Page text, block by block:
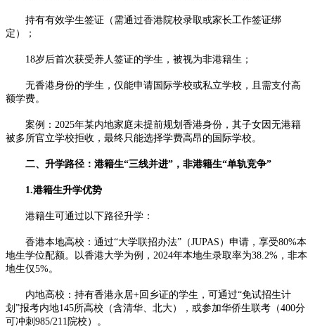
持有有效学生签证（需通过香港院校录取或家长工作签证绑
定）；
18岁后首次获受养人签证的学生，被视为非港籍生；
无香港身份的学生，仅能申请国际学校或私立学校，且需支付高
额学费。
案例：2025年某内地家庭未提前规划香港身份，其子女因无港籍
被多所官立学校拒收，最终只能选择学费高昂的国际学校。
二、升学路径：港籍生“三线并进”，非港籍生“单轨竞争”
1.港籍生升学优势
港籍生可通过以下路径升学：
香港本地高校：通过“大学联招办法”（JUPAS）申请，享受80%本
地生学位配额。以香港大学为例，2024年本地生录取率为38.2%，非本
地生仅5%。
内地高校：持有香港永居+回乡证的学生，可通过“免试招生计
划”报考内地145所高校（含清华、北大），或参加华侨生联考（400分
可冲刺985/211院校）。